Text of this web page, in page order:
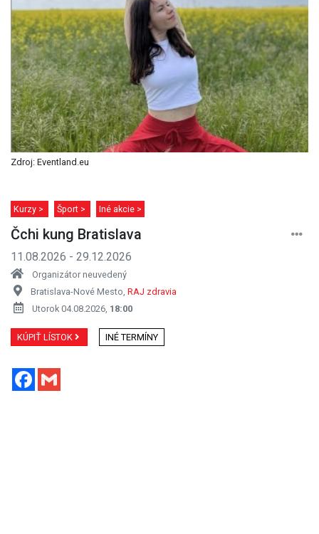
Zdroj: Eventland.eu
Kurzy > Šport > Iné akcie >
Čchi kung Bratislava
11.08.2026 - 29.12.2026
Organizátor neuvedený
Bratislava-Nové Mesto, RAJ zdravia
Utorok 04.08.2026, 18:00
KÚPIŤ LÍSTOK INÉ TERMÍNY
Facebook